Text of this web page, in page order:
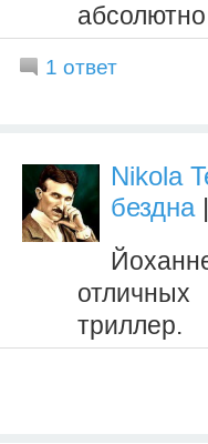
1 ответ
Nikola
бездна|
триллер.